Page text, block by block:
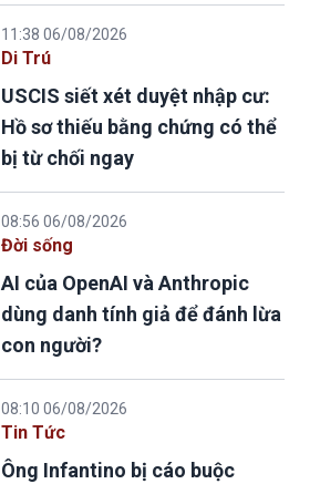
11:38 06/08/2026
Di Trú
USCIS siết xét duyệt nhập cư:
Hồ sơ thiếu bằng chứng có thể
bị từ chối ngay
08:56 06/08/2026
Đời sống
AI của OpenAI và Anthropic
dùng danh tính giả để đánh lừa
con người?
08:10 06/08/2026
Tin Tức
Ông Infantino bị cáo buộc